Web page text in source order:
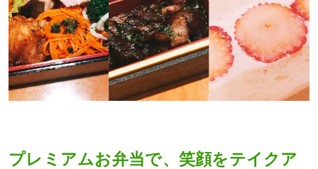
プレミアムお弁当で、笑顔をテイクア